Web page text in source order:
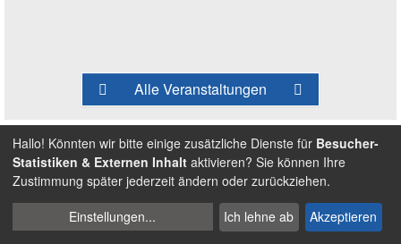
Alle Veranstaltungen
Cookies
verwalten
Hallo! Könnten wir bitte einige zusätzliche Dienste für Besucher-
Statistiken & Externen Inhalt aktivieren? Sie können Ihre
Zustimmung später jederzeit ändern oder zurückziehen.
Einstellungen... Ich lehne ab Akzeptieren